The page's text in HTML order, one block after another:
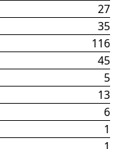
27
35
116
45
5
13
6
1